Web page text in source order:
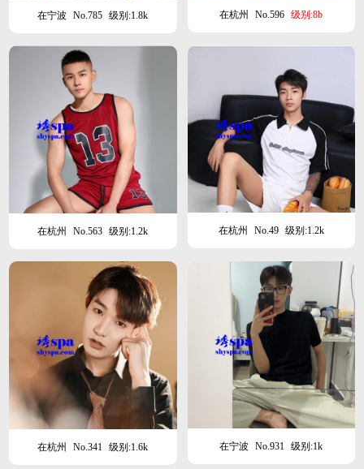
在宁波 No.785 级别:1.8k 在杭州 No.596 级别:8b
在杭州 No.563 级别:1.2k 在杭州 No.49 级别:1.2k
在杭州 No.341 级别:1.6k 在宁波 No.931 级别:1k